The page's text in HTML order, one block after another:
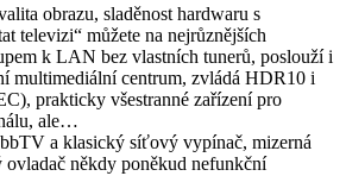
obrazu, sladěnost hardwaru s
televizi“ můžete na nejrůznějších
k LAN bez vlastních tunerů, poslouží i
multimediální centrum, zvládá HDR10 i
prakticky všestranné zařízení pro
ale…
a klasický síťový vypínač, mizerná
někdy poněkud nefunkční